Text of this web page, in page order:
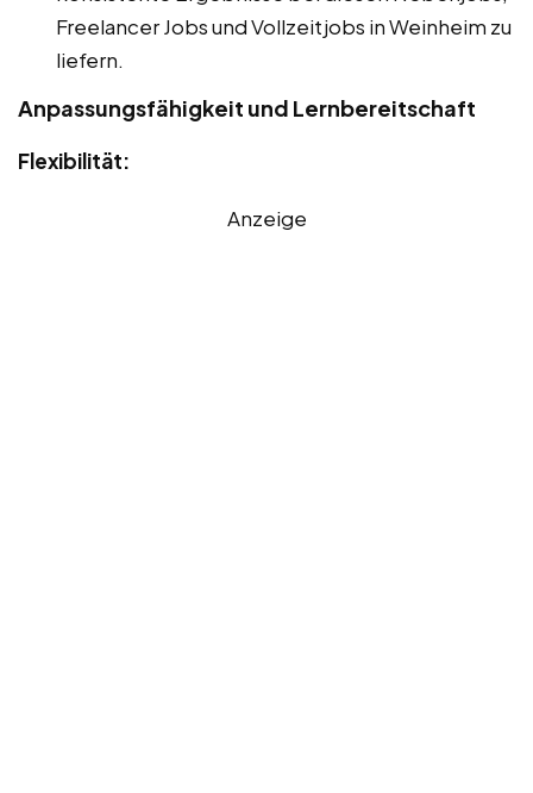
Freelancer Jobs und Vollzeitjobs in Weinheim zu
liefern.
Anpassungsfähigkeit und Lernbereitschaft
Flexibilität:
Anzeige